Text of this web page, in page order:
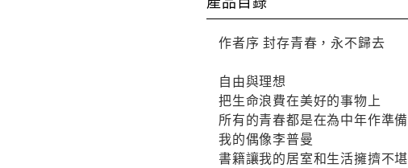
作者序 封存青春，永不歸去
自由與理想
把生命浪費在美好的事物上
所有的青春都是在為中年作準備
我的偶像李普曼
書籍讓我的居室和生活擁擠不堪